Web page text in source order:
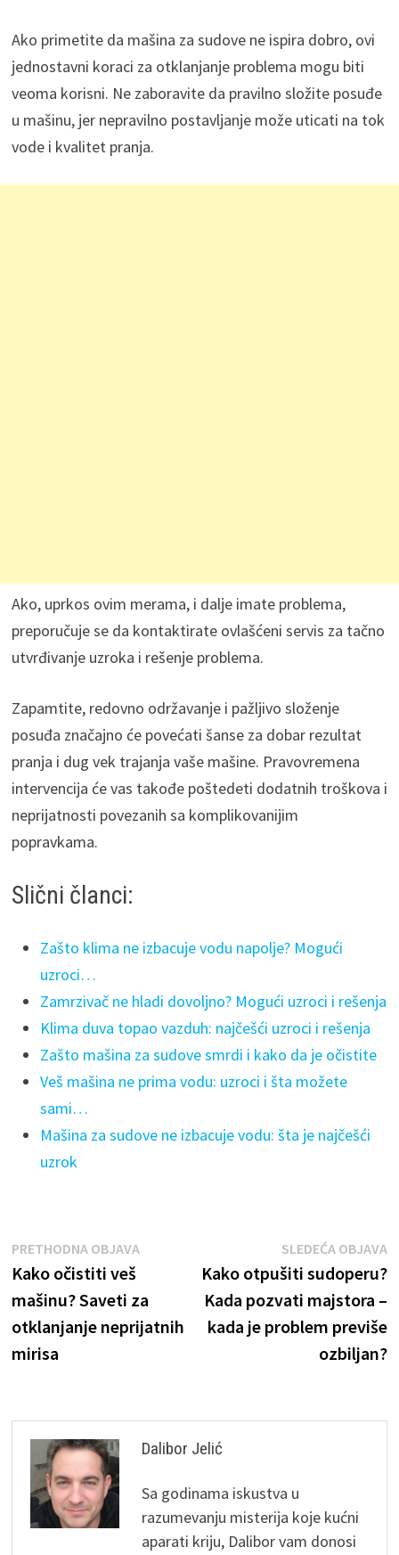
Ako primetite da mašina za sudove ne ispira dobro, ovi
jednostavni koraci za otklanjanje problema mogu biti
veoma korisni. Ne zaboravite da pravilno složite posuđe
u mašinu, jer nepravilno postavljanje može uticati na tok
vode i kvalitet pranja.
Ako, uprkos ovim merama, i dalje imate problema,
preporučuje se da kontaktirate ovlašćeni servis za tačno
utvrđivanje uzroka i rešenje problema.
Zapamtite, redovno održavanje i pažljivo složenje
posuđa značajno će povećati šanse za dobar rezultat
pranja i dug vek trajanja vaše mašine. Pravovremena
intervencija će vas takođe poštedeti dodatnih troškova i
neprijatnosti povezanih sa komplikovanijim
popravkama.
Slični članci:
Zašto klima ne izbacuje vodu napolje? Mogući
uzroci…
Zamrzivač ne hladi dovoljno? Mogući uzroci i rešenja
Klima duva topao vazduh: najčešći uzroci i rešenja
Zašto mašina za sudove smrdi i kako da je očistite
Veš mašina ne prima vodu: uzroci i šta možete
sami…
Mašina za sudove ne izbacuje vodu: šta je najčešći
uzrok
Kretanje
članka
PRETHODNA OBJAVAPrevious
Kako očistiti veš
mašinu? Saveti za
otklanjanje neprijatnih
mirisa
SLEDEĆA OBJAVA
Kako otpušiti sudoperu?
Kada pozvati majstora –
kada je problem previše
ozbiljan?
Dalibor Jelić
Sa godinama iskustva u
razumevanju misterija koje kućni
aparati kriju, Dalibor vam donosi